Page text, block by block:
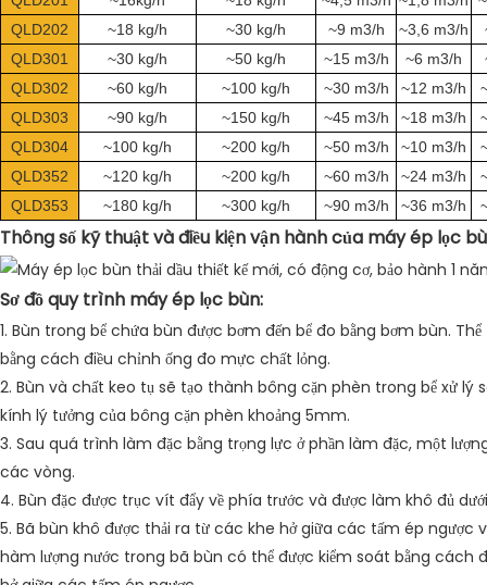
QLD202
~18 kg/h ~30 kg/h ~9 m3/h ~3,6 m3/h
QLD301
~30 kg/h ~50 kg/h ~15 m3/h ~6 m3/h
QLD302
~60 kg/h ~100 kg/h ~30 m3/h ~12 m3/h
QLD303
~90 kg/h ~150 kg/h ~45 m3/h ~18 m3/h
QLD304
~100 kg/h ~200 kg/h ~50 m3/h ~10 m3/h
QLD352
~120 kg/h ~200 kg/h ~60 m3/h ~24 m3/h
QLD353
~180 kg/h ~300 kg/h ~90 m3/h ~36 m3/h
Thông số kỹ thuật và điều kiện vận hành của máy ép lọc
Sơ đồ quy trình máy ép lọc bùn:
1. Bùn trong bể chứa bùn được bơm đến bể đo bằng bơm bùn.
bằng cách điều chỉnh ống đo mực chất lỏng.
2. Bùn và chất keo tụ sẽ tạo thành bông cặn phèn trong bể xử lý
kính lý tưởng của bông cặn phèn khoảng 5mm.
3. Sau quá trình làm đặc bằng trọng lực ở phần làm đặc, một
các vòng.
4. Bùn đặc được trục vít đẩy về phía trước và được làm khô đủ
5. Bã bùn khô được thải ra từ các khe hở giữa các tấm ép ngược
hàm lượng nước trong bã bùn có thể được kiểm soát bằng cách